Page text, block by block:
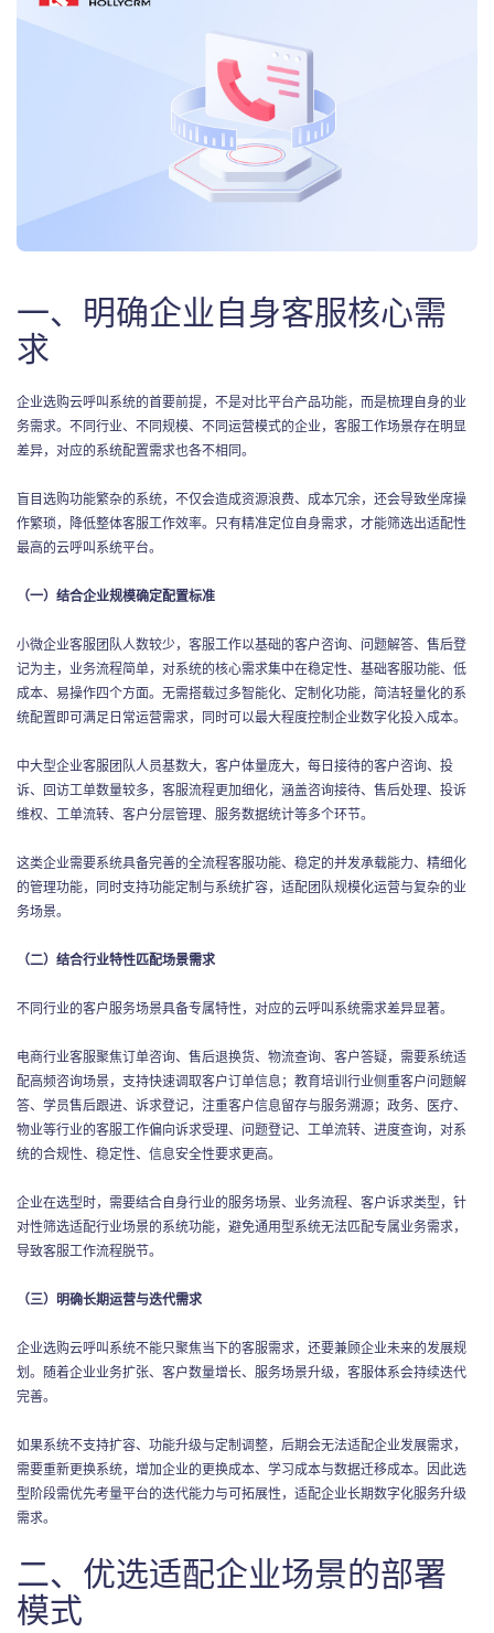
一、明确企业自身客服核心需
求
企业选购云呼叫系统的首要前提，不是对比平台产品功能，而是梳理自身的业
务需求。不同行业、不同规模、不同运营模式的企业，客服工作场景存在明显
差异，对应的系统配置需求也各不相同。
盲目选购功能繁杂的系统，不仅会造成资源浪费、成本冗余，还会导致坐席操
作繁琐，降低整体客服工作效率。只有精准定位自身需求，才能筛选出适配性
最高的云呼叫系统平台。
（一）结合企业规模确定配置标准
小微企业客服团队人数较少，客服工作以基础的客户咨询、问题解答、售后登
记为主，业务流程简单，对系统的核心需求集中在稳定性、基础客服功能、低
成本、易操作四个方面。无需搭载过多智能化、定制化功能，简洁轻量化的系
统配置即可满足日常运营需求，同时可以最大程度控制企业数字化投入成本。
中大型企业客服团队人员基数大，客户体量庞大，每日接待的客户咨询、投
诉、回访工单数量较多，客服流程更加细化，涵盖咨询接待、售后处理、投诉
维权、工单流转、客户分层管理、服务数据统计等多个环节。
这类企业需要系统具备完善的全流程客服功能、稳定的并发承载能力、精细化
的管理功能，同时支持功能定制与系统扩容，适配团队规模化运营与复杂的业
务场景。
（二）结合行业特性匹配场景需求
不同行业的客户服务场景具备专属特性，对应的云呼叫系统需求差异显著。
电商行业客服聚焦订单咨询、售后退换货、物流查询、客户答疑，需要系统适
配高频咨询场景，支持快速调取客户订单信息；教育培训行业侧重客户问题解
答、学员售后跟进、诉求登记，注重客户信息留存与服务溯源；政务、医疗、
物业等行业的客服工作偏向诉求受理、问题登记、工单流转、进度查询，对系
统的合规性、稳定性、信息安全性要求更高。
企业在选型时，需要结合自身行业的服务场景、业务流程、客户诉求类型，针
对性筛选适配行业场景的系统功能，避免通用型系统无法匹配专属业务需求，
导致客服工作流程脱节。
（三）明确长期运营与迭代需求
企业选购云呼叫系统不能只聚焦当下的客服需求，还要兼顾企业未来的发展规
划。随着企业业务扩张、客户数量增长、服务场景升级，客服体系会持续迭代
完善。
如果系统不支持扩容、功能升级与定制调整，后期会无法适配企业发展需求，
需要重新更换系统，增加企业的更换成本、学习成本与数据迁移成本。因此选
型阶段需优先考量平台的迭代能力与可拓展性，适配企业长期数字化服务升级
需求。
二、优选适配企业场景的部署
模式